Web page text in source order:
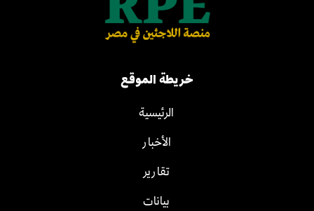
خريطة الموقع
الرئيسية
الأخبار
تقارير
بيانات